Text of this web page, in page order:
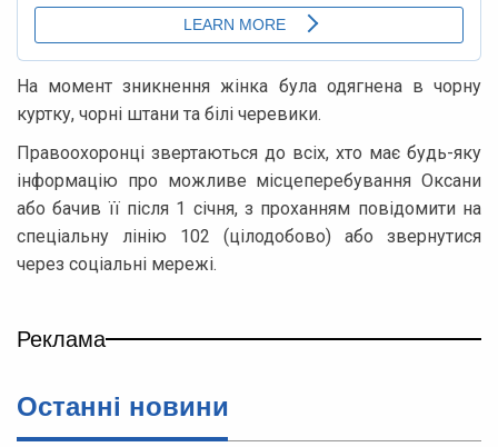
На момент зникнення жінка була одягнена в чорну
куртку, чорні штани та білі черевики.
Правоохоронці звертаються до всіх, хто має будь-яку
інформацію про можливе місцеперебування Оксани
або бачив її після 1 січня, з проханням повідомити на
спеціальну лінію 102 (цілодобово) або звернутися
через соціальні мережі.
Реклама
Останні новини